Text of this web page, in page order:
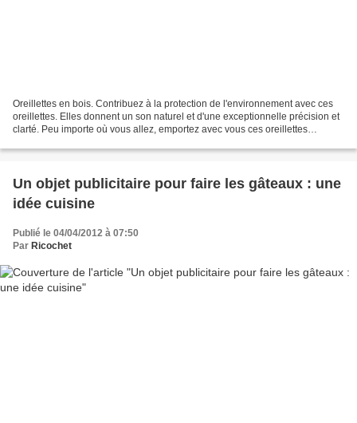
Oreillettes en bois. Contribuez à la protection de l'environnement avec ces
oreillettes. Elles donnent un son naturel et d'une exceptionnelle précision et
clarté. Peu importe où vous allez, emportez avec vous ces oreillettes
Un objet publicitaire pour faire les gâteaux : une
idée cuisine
Publié le 04/04/2012 à 07:50
Par Ricochet